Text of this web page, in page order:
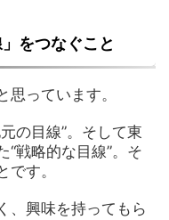
をつなぐこと
っています。
の目線”。そして東
“戦略的な目線”。そ
す。
、興味を持ってもら